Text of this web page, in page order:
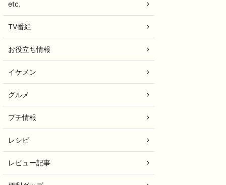
etc.
TV番組
お役立ち情報
イケメン
グルメ
プチ情報
レシピ
レビュー記事